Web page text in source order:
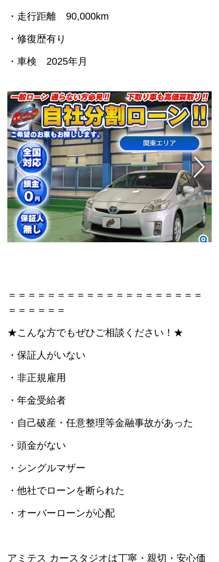
・走行距離 90,000km
・修復歴有り
・車検 2025年月
＝＝＝＝＝＝＝＝＝＝＝＝＝＝＝＝＝＝＝＝
＝＝＝＝＝＝
★こんな方でもぜひご相談ください！★
・保証人がいない
・非正規雇用
・年金受給者
・自己破産・任意整理等金融事故があった
・頭金がない
・シングルマザー
・他社でローンを断られた
・オーバーローンが心配
アミテス カースタジオは丁寧・親切・安心価